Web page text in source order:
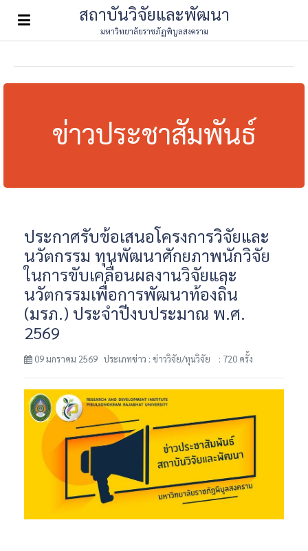
สถาบันวิจัยและพัฒนา
มหาวิทยาลัยราชภัฏพิบูลสงคราม
ข่าวประชาสัมพันธ์
ประกาศรับข้อเสนอโครงการวิจัยและ
นวัตกรรม ทุนพัฒนาศักยภาพนักวิจัย
ในการขับเคลื่อนผลงานวิจัยและ
นวัตกรรมเพื่อการพัฒนาท้องถิ่น
(มรภ.) ประจำปีงบประมาณ พ.ศ.
2569
09 มกราคม 2569 ประเภทข่าว : ข่าววิจัย/ทุนวิจัย : 720 ครั้ง